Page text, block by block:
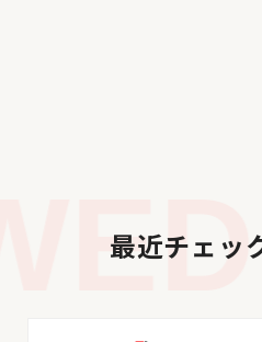
最近チェッ